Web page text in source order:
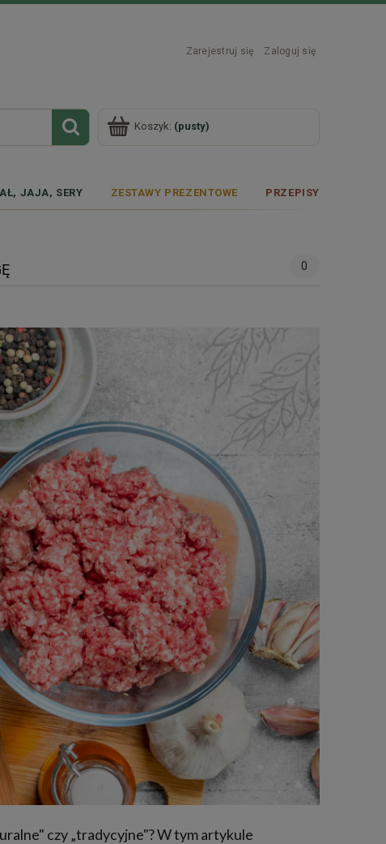
Zarejestruj się Zaloguj się
Koszyk: (pusty)
JAJA, SERY ZESTAWY PREZENTOWE PRZEPISY
0
czy „tradycyjne"? W tym artykule